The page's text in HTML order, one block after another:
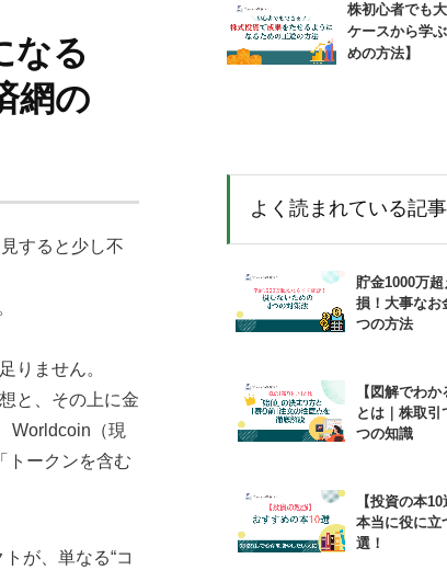
なる
網の
すると少し不
りません。
と、その上に金
Worldcoin（現
トークンを含む
が、単なる“コ
株初心者でも
ケースから学
めの方法】
よく読まれている記事
貯金1000万
損！大事なお
つの方法
【図解でわ
とは｜株取
つの知識
【投資の本
本当に役に立
選！